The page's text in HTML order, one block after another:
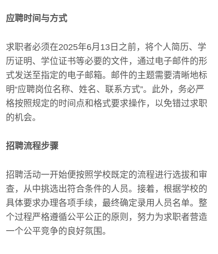
应聘时间与方式
求职者必须在2025年6月13日之前，将个人简历、学
历证明、学位证书等必要的文件，通过电子邮件的形
式发送至指定的电子邮箱。邮件的主题需要清晰地标
明“应聘岗位名称、姓名、联系方式”。此外，务必严
格按照规定的时间点和格式要求操作，以免错过求职
的机会。
招聘流程步骤
招聘活动一开始便按照学校既定的流程进行选拔和审
查，从中挑选出符合条件的人员。接着，根据学校的
具体要求办理各项手续，最终确定录用人员名单。整
个过程严格遵循公平公正的原则，努力为求职者营造
一个公平竞争的良好氛围。